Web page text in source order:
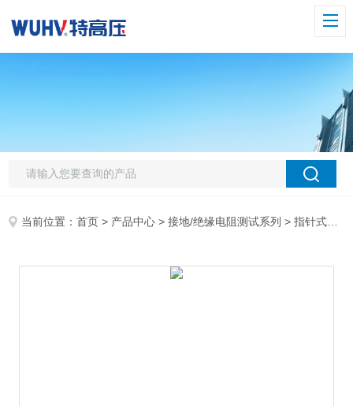
当前位置：首页 > 产品中心 >接地/绝缘电阻测试系列 >指针式绝缘电阻测试仪